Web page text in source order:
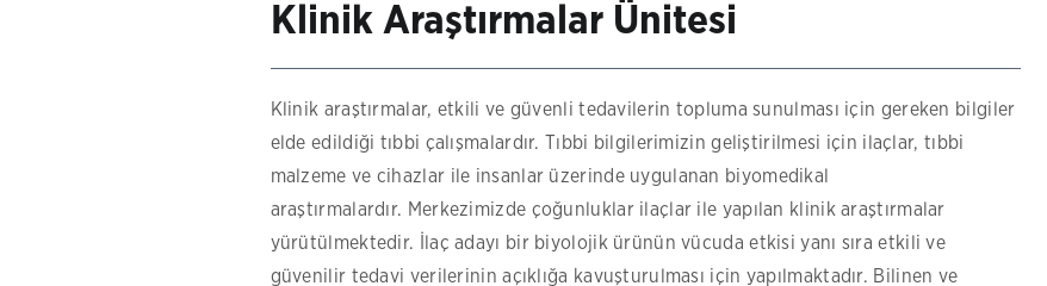
Klinik Araştırmalar Ünitesi
Klinik araştırmalar, etkili ve güvenli tedavilerin topluma sunulması için gereken bilgiler
elde edildiği tıbbi çalışmalardır. Tıbbi bilgilerimizin geliştirilmesi için ilaçlar, tıbbi
malzeme ve cihazlar ile insanlar üzerinde uygulanan biyomedikal
araştırmalardır. Merkezimizde çoğunluklar ilaçlar ile yapılan klinik araştırmalar
yürütülmektedir. İlaç adayı bir biyolojik ürünün vücuda etkisi yanı sıra etkili ve
güvenilir tedavi verilerinin açıklığa kavuşturulması için yapılmaktadır. Bilinen ve